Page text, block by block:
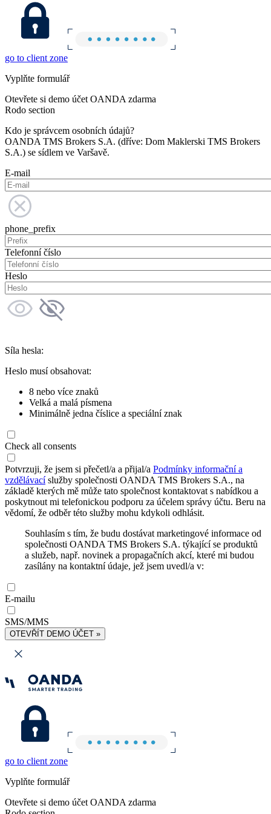
go to client zone
Vyplňte formulář
Otevřete si demo účet OANDA zdarma
Rodo section
Kdo je správcem osobních údajů?
OANDA TMS Brokers S.A. (dříve: Dom Maklerski TMS Brokers
S.A.) se sídlem ve Varšavě.
E-mail
phone_prefix
Telefonní číslo
Heslo
Síla hesla:
Heslo musí obsahovat:
8 nebo více znaků
Velká a malá písmena
Minimálně jedna číslice a speciální znak
Check all consents
Potvrzuji, že jsem si přečetl/a a přijal/a Podmínky informační a
vzdělávacíslužby společnosti OANDA TMS Brokers S.A., na
základě kterých mě může tato společnost kontaktovat s nabídkou a
poskytnout mi telefonickou podporu za účelem správy účtu. Beru na
vědomí, že odběr této služby mohu kdykoli odhlásit.
Souhlasím s tím, že budu dostávat marketingové informace od
společnosti OANDA TMS Brokers S.A. týkající se produktů
a služeb, např. novinek a propagačních akcí, které mi budou
zasílány na kontaktní údaje, jež jsem uvedl/a v:
E-mailu
SMS/MMS
OTEVŘÍT DEMO ÚČET »
go to client zone
Vyplňte formulář
Otevřete si demo účet OANDA zdarma